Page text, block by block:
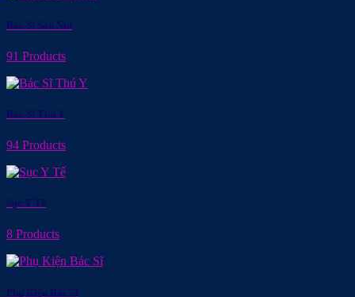
Bác Sĩ Sản Nhi
91 Products
Bác Sĩ Thú Y
94 Products
Sục Y Tế
8 Products
Phụ Kiện Bác Sĩ